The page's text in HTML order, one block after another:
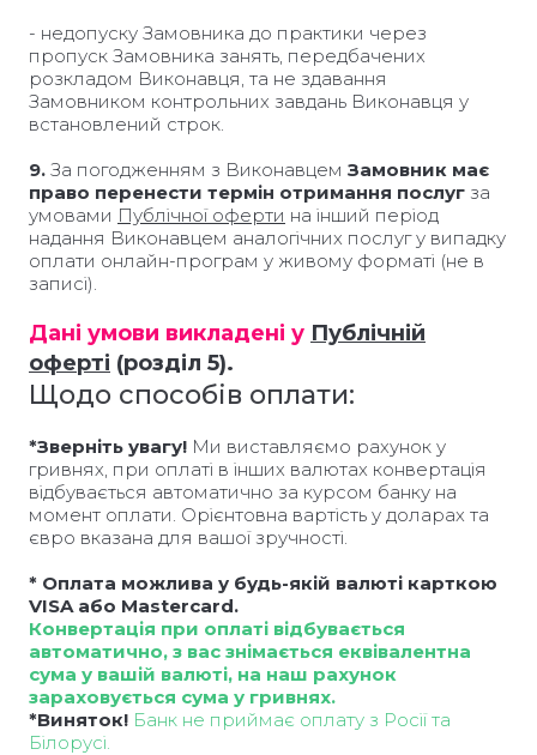
- недопуску Замовника до практики через
пропуск Замовника занять, передбачених
розкладом Виконавця, та не здавання
Замовником контрольних завдань Виконавця у
встановлений строк.
9. За погодженням з Виконавцем Замовник має
право перенести термін отримання послуг за
умовами Публічної оферти на інший період
надання Виконавцем аналогічних послуг у випадку
оплати онлайн-програм у живому форматі (не в
записі).
Дані умови викладені у Публічній
оферті (розділ 5).
Щодо способів оплати:
*Зверніть увагу! Ми виставляємо рахунок у
гривнях, при оплаті в інших валютах конвертація
відбувається автоматично за курсом банку на
момент оплати. Орієнтовна вартість у доларах та
євро вказана для вашої зручності.
* Оплата можлива у будь-якій валюті карткою
VISA або Mastercard.
Конвертація при оплаті відбувається
автоматично, з вас знімається еквівалентна
сума у вашій валюті, на наш рахунок
зараховується сума у гривнях.
*Виняток! Банк не приймає оплату з Росії та
Білорусі.